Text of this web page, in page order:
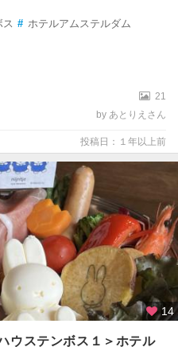
# ホテルアムステルダム
21
by あとりえさん
投稿日：１年以上前
14
ウステンボス１＞ホテル